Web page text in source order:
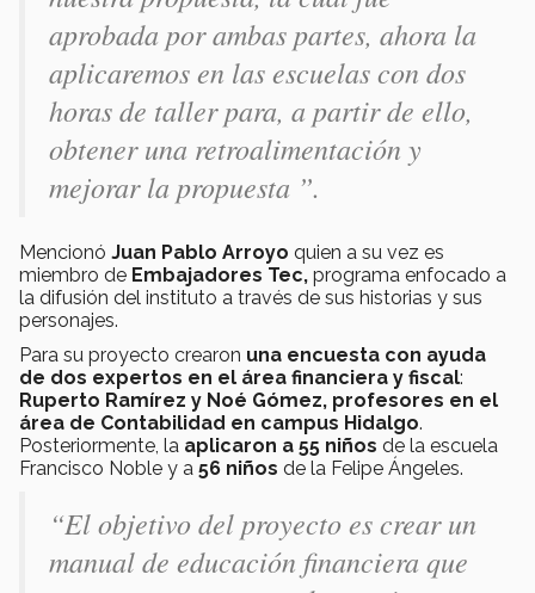
aprobada por ambas partes, ahora la
aplicaremos en las escuelas con dos
horas de taller para, a partir de ello,
obtener una retroalimentación y
mejorar la propuesta ”.
Mencionó Juan Pablo Arroyo quien a su vez es
miembro de Embajadores Tec, programa enfocado a
la difusión del instituto a través de sus historias y sus
personajes.
Para su proyecto crearon una encuesta con ayuda
de dos expertos en el área financiera y fiscal:
Ruperto Ramírez y Noé Gómez, profesores en el
área de Contabilidad en campus Hidalgo.
Posteriormente, la aplicaron a 55 niños de la escuela
Francisco Noble y a 56 niños de la Felipe Ángeles.
“El objetivo del proyecto es crear un
manual de educación financiera que